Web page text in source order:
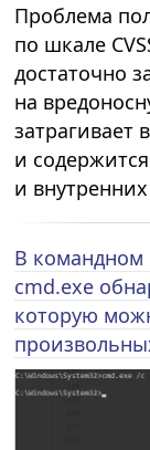
Проблема
по шкале
достаточно
на
затрагивает
и
и
В командном
cmd.exe
которую